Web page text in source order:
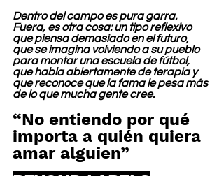
Dentro del campo es pura garra.
Fuera, es otra cosa: un tipo reflexivo
que piensa demasiado en el futuro,
que se imagina volviendo a su pueblo
para montar una escuela de fútbol,
que habla abiertamente de terapia y
que reconoce que la fama le pesa más
de lo que mucha gente cree.
“No entiendo por qué
importa a quién quiera
amar alguien”